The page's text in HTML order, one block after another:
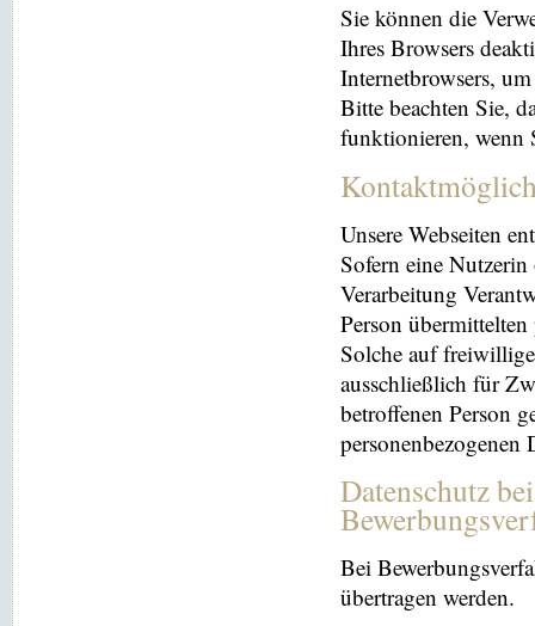
Sie können die
Ihres Browsers
Internetbrowsers,
Bitte beachten Sie,
funktionieren, wenn
Unsere Webseiten
Sofern eine
Verarbeitung
Person übermittelten
Solche auf
ausschließlich für
betroffenen Person
personenbezogenen
Datenschutz
Bei
übertragen werden.